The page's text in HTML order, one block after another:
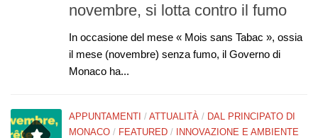
novembre, si lotta contro il fumo
In occasione del mese « Mois sans Tabac », ossia
il mese (novembre) senza fumo, il Governo di
Monaco ha...
APPUNTAMENTI / ATTUALITÀ / DAL PRINCIPATO DI
MONACO / FEATURED /
INNOVAZIONE E AMBIENTE